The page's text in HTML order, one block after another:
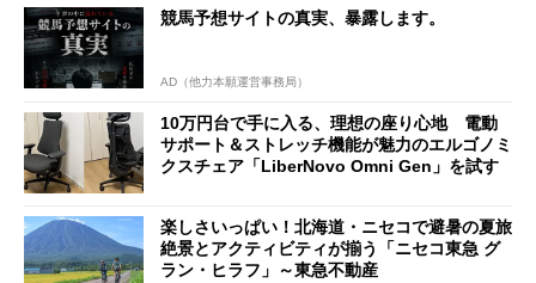
競馬予想サイトの真実、暴露します。
AD（他力本願運営事務局）
10万円台で手に入る、理想の座り心地 電動
サポート＆ストレッチ機能が魅力のエルゴノミ
クスチェア「LiberNovo Omni Gen」を試す
楽しさいっぱい！北海道・ニセコで避暑の夏旅
絶景とアクティビティが揃う「ニセコ東急 グ
ラン・ヒラフ」～東急不動産